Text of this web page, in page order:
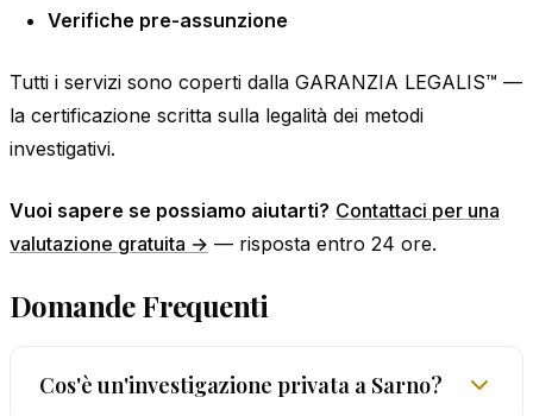
Verifiche pre-assunzione
Tutti i servizi sono coperti dalla GARANZIA LEGALIS™ —
la certificazione scritta sulla legalità dei metodi
investigativi.
Vuoi sapere se possiamo aiutarti? Contattaci per una
valutazione gratuita → — risposta entro 24 ore.
Domande Frequenti
Cos'è un'investigazione privata a Sarno?